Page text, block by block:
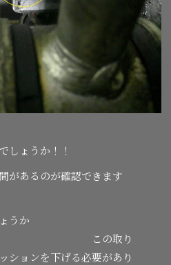
しょうか！！
があるのが確認できます
うか
の取り
ションを下げる必要があり